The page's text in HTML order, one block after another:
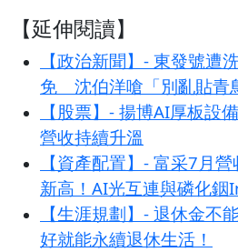
【延伸閱讀】
【政治新聞】- 東發號遭
免 沈伯洋嗆「別亂貼青
【股票】- 揚博AI厚板設
營收持續升溫
【資產配置】- 富采7月
新高！AI光互連與磷化銦
【生涯規劃】- 退休金不
好就能永續退休生活！